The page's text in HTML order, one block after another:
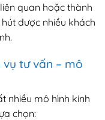
quan hoặc thành
được nhiều khách
tư vấn – mô
nhiều mô hình kinh
chọn: